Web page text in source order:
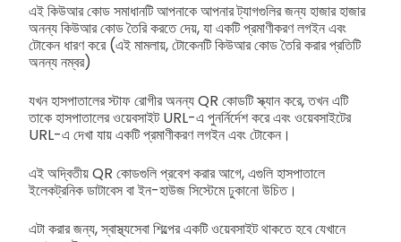
এই কিউআর কোড সমাধানটি আপনাকে আপনার ট্যাগগুলির জন্য হাজার হাজার
অনন্য কিউআর কোড তৈরি করতে দেয়, যা একটি প্রমাণীকরণ লগইন এবং
টোকেন ধারণ করে (এই মামলায়, টোকেনটি কিউআর কোড তৈরি করার প্রতিটি
অনন্য নম্বর)
যখন হাসপাতালের স্টাফ রোগীর অনন্য QR কোডটি স্ক্যান করে, তখন এটি
তাকে হাসপাতালের ওয়েবসাইট URL-এ পুনর্নির্দেশ করে এবং ওয়েবসাইটের
URL-এ দেখা যায় একটি প্রমাণীকরণ লগইন এবং টোকেন।
এই অদ্বিতীয় QR কোডগুলি প্রবেশ করার আগে, এগুলি হাসপাতালে
ইলেকট্রনিক ডাটাবেস বা ইন-হাউজ সিস্টেমে ঢুকানো উচিত।
এটা করার জন্য, স্বাস্থ্যসেবা শিল্পের একটি ওয়েবসাইট থাকতে হবে যেখানে